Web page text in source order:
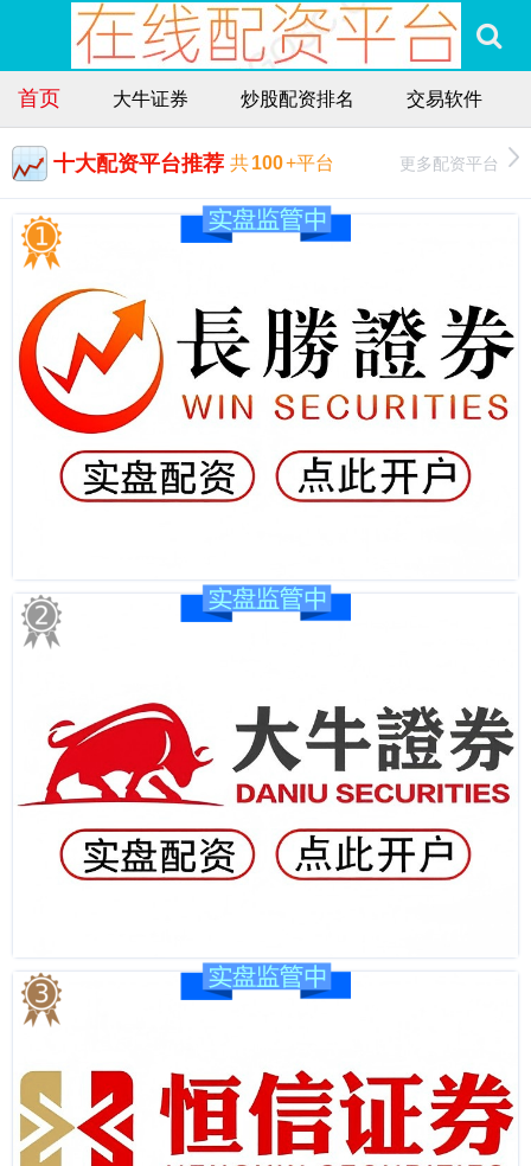
首页 大牛证券 炒股配资排名 交易软件
十大配资平台推荐 共100+平台 更多配资平台